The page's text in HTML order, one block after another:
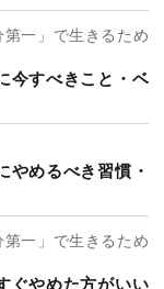
一」で生きるため
今すべきこと・ベ
やめるべき習慣・
一」で生きるため
ぐやめた方がいい